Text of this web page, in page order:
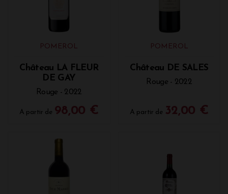
POMEROL
Château LA FLEUR
DE GAY
Rouge - 2022
A partir de 98,00 €
POMEROL
Château DE SALES
Rouge - 2022
A partir de 32,00 €